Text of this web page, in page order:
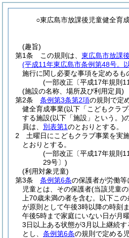
○東広島市放課後児童健全育
(趣旨)
第1条
この規則は、 東広島市放課
(平成11年東広島市条例第48号。
施行に関し必要な事項を定めるも
(一部改正〔平成17年規則
(施設の名称、場所及び利用定員)
第2条
条例第3条第2項の規則で定
健全育成事業(以下「こどもクラ
する施設(以下「施設」という。)
員は、 別表第1のとおりとする。
2
土曜日にこどもクラブ事業を実
とおりとする。
(一部改正〔平成17年規則
29号〕)
(利用対象児童)
第3条
条例第6条の保護者が労働
児童とは、その保護者(当該児童
上70歳未満の者を含む。以下こ
が原則として午後3時以降の時刻
午後5時まで家庭にいない日が月
3日以上ある状態が3月以上継続
とし、 条例第6条の規則で定める